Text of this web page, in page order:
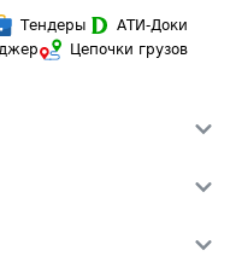
Тендеры
АТИ-Доки
Цепочки грузов